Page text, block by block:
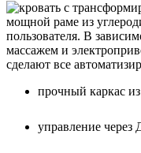
мощной раме из
пользователя. В
массажем и
сделают все
прочный каркас
управление через